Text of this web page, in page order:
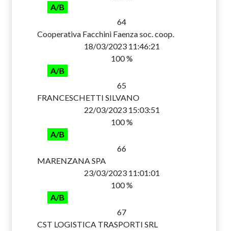
A/B
64
Cooperativa Facchini Faenza soc. coop.
18/03/2023 11:46:21
100 %
A/B
65
FRANCESCHETTI SILVANO
22/03/2023 15:03:51
100 %
A/B
66
MARENZANA SPA
23/03/2023 11:01:01
100 %
A/B
67
CST LOGISTICA TRASPORTI SRL